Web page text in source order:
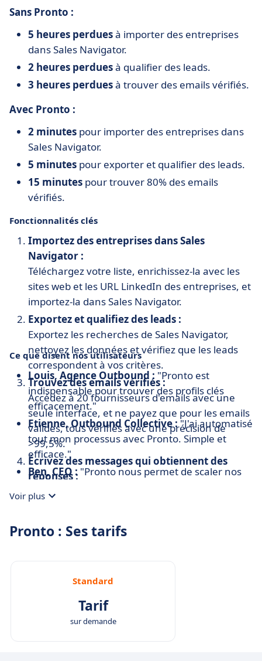
Sans Pronto :
5 heures perduesà importer des entreprises
dans Sales Navigator.
2 heures perduesà qualifier des leads.
3 heures perduesà trouver des emails vérifiés.
Avec Pronto :
2 minutes pour importer des entreprises dans
Sales Navigator.
5 minutes pour exporter et qualifier des leads.
15 minutes pour trouver 80% des emails
vérifiés.
Fonctionnalités clés
Importez des entreprises dans Sales
Navigator :
Téléchargez votre liste, enrichissez-la avec les
sites web et les URL LinkedIn des entreprises, et
importez-la dans Sales Navigator.
Exportez et qualifiez des leads :
Exportez les recherches de Sales Navigator,
nettoyez les données et vérifiez que les leads
correspondent à vos critères.
Trouvez des emails vérifiés :
Accédez à 20 fournisseurs d'emails avec une
seule interface, et ne payez que pour les emails
valides, tous vérifiés avec une précision de
>99,5%.
Écrivez des messages qui obtiennent des
réponses :
Utilisez des modèles de rédaction éprouvés,
Ce que disent nos utilisateurs
Louis, Agence Outbound : "Pronto est
indispensable pour trouver des profils clés
efficacement."
Etienne, Outbound Collective :"J'ai automatisé
tout mon processus avec Pronto. Simple et
efficace."
Ben, CEO : "Pronto nous permet de scaler nos
pour notre équipe."
Voir plus
Pronto : Ses tarifs
Standard
Tarif
sur demande